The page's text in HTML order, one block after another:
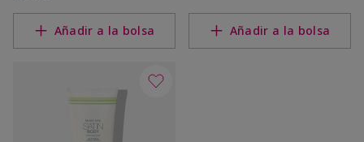
Añadir a la bolsa Añadir a la bolsa